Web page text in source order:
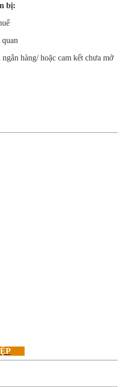
bị:
hàng/ hoặc cam kết chưa mở